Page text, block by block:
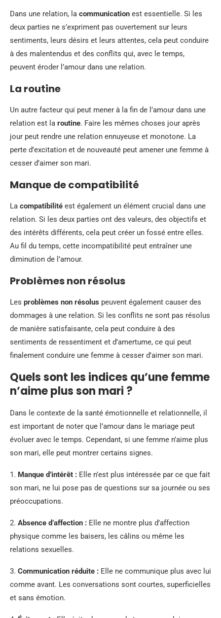
Dans une relation, la communication est essentielle. Si les
deux parties ne s’expriment pas ouvertement sur leurs
sentiments, leurs désirs et leurs attentes, cela peut conduire
à des malentendus et des conflits qui, avec le temps,
peuvent éroder l’amour dans une relation.
La routine
Un autre facteur qui peut mener à la fin de l’amour dans une
relation est la routine. Faire les mêmes choses jour après
jour peut rendre une relation ennuyeuse et monotone. La
perte d’excitation et de nouveauté peut amener une femme à
cesser d’aimer son mari.
Manque de compatibilité
La compatibilité est également un élément crucial dans une
relation. Si les deux parties ont des valeurs, des objectifs et
des intérêts différents, cela peut créer un fossé entre elles.
Au fil du temps, cette incompatibilité peut entraîner une
diminution de l’amour.
Problèmes non résolus
Les problèmes non résolus peuvent également causer des
dommages à une relation. Si les conflits ne sont pas résolus
de manière satisfaisante, cela peut conduire à des
sentiments de ressentiment et d’amertume, ce qui peut
finalement conduire une femme à cesser d’aimer son mari.
Quels sont les indices qu’une femme
n’aime plus son mari ?
Dans le contexte de la santé émotionnelle et relationnelle, il
est important de noter que l’amour dans le mariage peut
évoluer avec le temps. Cependant, si une femme n’aime plus
son mari, elle peut montrer certains signes.
1. Manque d’intérêt : Elle n’est plus intéressée par ce que fait
son mari, ne lui pose pas de questions sur sa journée ou ses
préoccupations.
2. Absence d’affection : Elle ne montre plus d’affection
physique comme les baisers, les câlins ou même les
relations sexuelles.
3. Communication réduite : Elle ne communique plus avec lui
comme avant. Les conversations sont courtes, superficielles
et sans émotion.